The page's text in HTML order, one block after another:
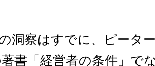
洞察はすでに、ピータ
書「経営者の条件」で